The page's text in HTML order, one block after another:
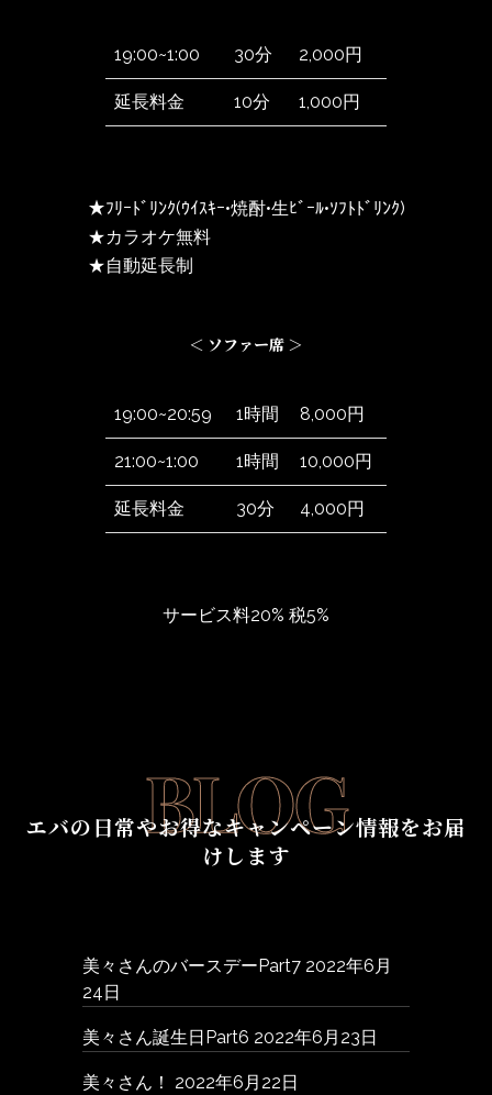
19:00~1:00 30分 2,000円
延長料金 10分 1,000円
★ﾌﾘｰﾄﾞﾘﾝｸ(ｳｲｽｷｰ•焼酎•生ﾋﾞｰﾙ•ｿﾌﾄﾄﾞﾘﾝｸ)
★カラオケ無料
★自動延長制
＜ ソファー席 ＞
19:00~20:59 1時間 8,000円
21:00~1:00 1時間 10,000円
延長料金 30分 4,000円
サービス料20% 税5%
BLOG
エバの日常やお得なキャンペーン情報をお届
けします
美々さんのバースデーPart7 2022年6月
24日
美々さん誕生日Part6 2022年6月23日
美々さん！ 2022年6月22日